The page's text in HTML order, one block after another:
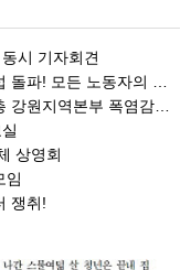
시 기자회견
권 쟁취! 민주노총 7.15 총파업대회
폭염감시단 선포 기자회견
상영회
임
쟁취!